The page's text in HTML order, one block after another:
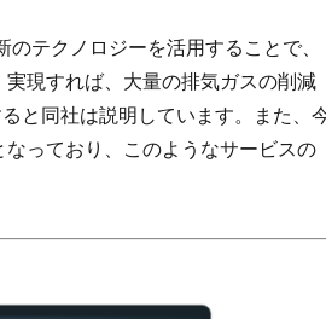
テクノロジーを活用することで、
現すれば、大量の排気ガスの削減
と同社は説明しています。また、
っており、このようなサービスの